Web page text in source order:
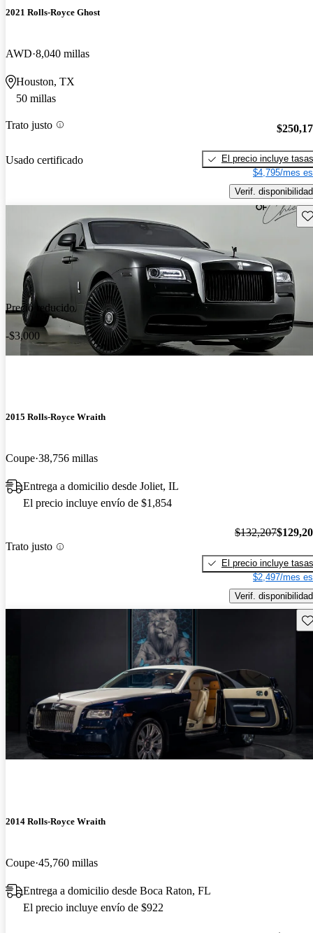
2021 Rolls-Royce Ghost
AWD 8,040 millas
Houston, TX
50 millas
Trato justo
Usado certificado
El precio incluye tasas
$4,795/mes
Verif. disponibilidad
Precio reducido
-$3,000
2015 Rolls-Royce Wraith
Coupe 38,756 millas
Entrega a domicilio desde Joliet, IL
El precio incluye envío de $1,854
Trato justo
$132,207
El precio incluye tasas
$2,497/mes
Verif. disponibilidad
2014 Rolls-Royce Wraith
Coupe 45,760 millas
Entrega a domicilio desde Boca Raton, FL
El precio incluye envío de $922